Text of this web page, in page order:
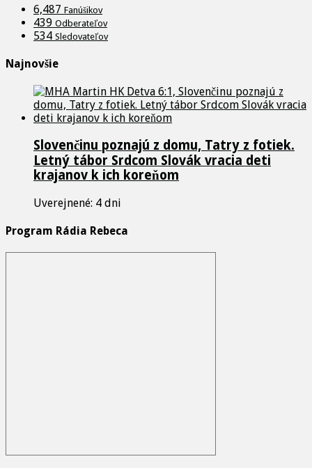
6,487 Fanúšikov
439 Odberateľov
534 Sledovateľov
Najnovšie
Slovenčinu poznajú z domu, Tatry z fotiek.
Letný tábor Srdcom Slovák vracia deti
krajanov k ich koreňom
Uverejnené: 4 dni
Program Rádia Rebeca